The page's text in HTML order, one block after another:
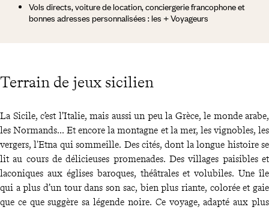
Terrain de jeux sicilien
Vols directs, voiture de location, conciergerie francophone et
bonnes adresses personnalisées : les + Voyageurs
La Sicile, c’est l’Italie, mais aussi un peu la Grèce, le monde arabe,
les Normands... Et encore la montagne et la mer, les vignobles, les
vergers, l'Etna qui sommeille. Des cités, dont la longue histoire se
lit au cours de délicieuses promenades. Des villages paisibles et
laconiques aux églises baroques, théâtrales et volubiles. Une île
qui a plus d’un tour dans son sac, bien plus riante, colorée et gaie
que ce que suggère sa légende noire. Ce voyage, adapté aux plus